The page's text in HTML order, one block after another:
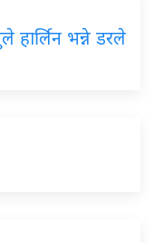
हार्लिन भन्ने डरले